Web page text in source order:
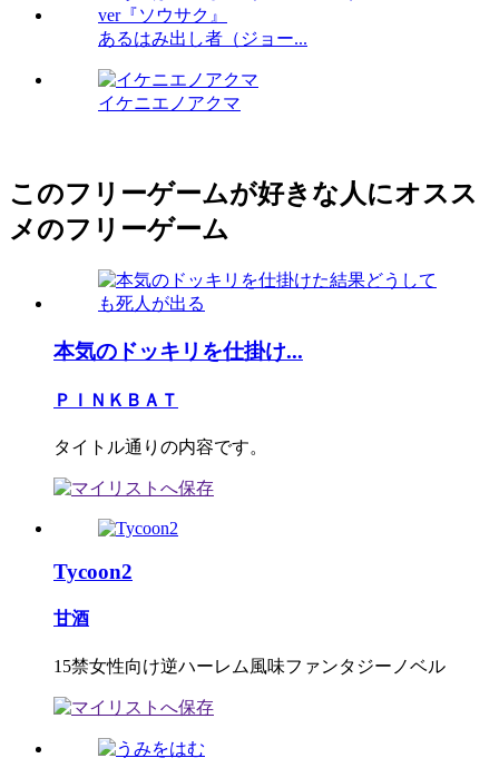
あるはみ出し者（ジョー...
イケニエノアクマ
このフリーゲームが好きな人にオスス
メのフリーゲーム
本気のドッキリを仕掛け...
ＰＩＮＫＢＡＴ
タイトル通りの内容です。
Tycoon2
甘酒
15禁女性向け逆ハーレム風味ファンタジーノベル